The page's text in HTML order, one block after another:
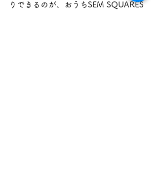
りできるのが、おうちSEM SQUARES